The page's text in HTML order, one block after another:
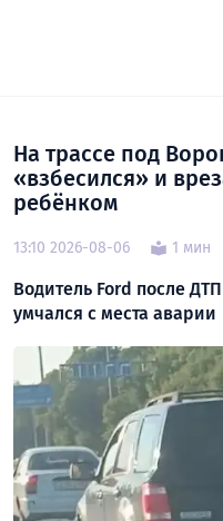
На трассе под
«взбесился» и
ребёнком
13:10 2026-08-06 1 мин
Водитель Ford после
умчался с места аварии